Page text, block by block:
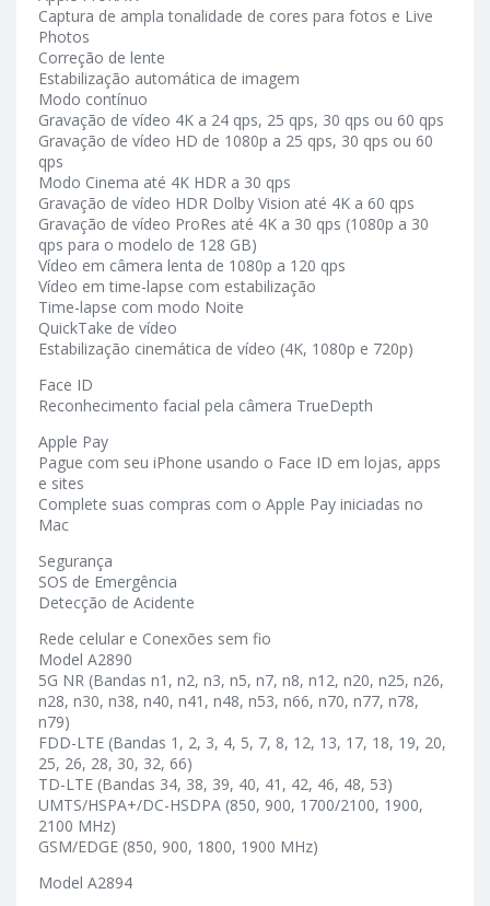
Captura de ampla tonalidade de cores para fotos e Live
Photos
Correção de lente
Estabilização automática de imagem
Modo contínuo
Gravação de vídeo 4K a 24 qps, 25 qps, 30 qps ou 60 qps
Gravação de vídeo HD de 1080p a 25 qps, 30 qps ou 60
qps
Modo Cinema até 4K HDR a 30 qps
Gravação de vídeo HDR Dolby Vision até 4K a 60 qps
Gravação de vídeo ProRes até 4K a 30 qps (1080p a 30
qps para o modelo de 128 GB)
Vídeo em câmera lenta de 1080p a 120 qps
Vídeo em time-lapse com estabilização
Time-lapse com modo Noite
QuickTake de vídeo
Estabilização cinemática de vídeo (4K, 1080p e 720p)
Face ID
Reconhecimento facial pela câmera TrueDepth
Apple Pay
Pague com seu iPhone usando o Face ID em lojas, apps
e sites
Complete suas compras com o Apple Pay iniciadas no
Mac
Segurança
SOS de Emergência
Detecção de Acidente
Rede celular e Conexões sem fio
Model A2890
5G NR (Bandas n1, n2, n3, n5, n7, n8, n12, n20, n25, n26,
n28, n30, n38, n40, n41, n48, n53, n66, n70, n77, n78,
n79)
FDD-LTE (Bandas 1, 2, 3, 4, 5, 7, 8, 12, 13, 17, 18, 19, 20,
25, 26, 28, 30, 32, 66)
TD-LTE (Bandas 34, 38, 39, 40, 41, 42, 46, 48, 53)
UMTS/HSPA+/DC-HSDPA (850, 900, 1700/2100, 1900,
2100 MHz)
GSM/EDGE (850, 900, 1800, 1900 MHz)
Model A2894